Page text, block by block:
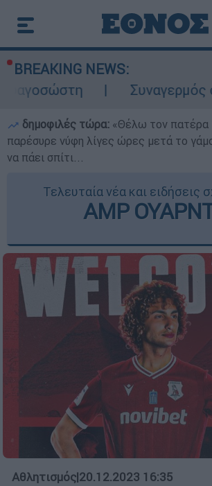
BREAKING NEWS:
Συναγερμός στην
δημοφιλές τώρα: «Θέλω τον πατέρα
παρέσυρε νύφη λίγες ώρες μετά το
να πάει σπίτι...
Τελευταία νέα και ειδήσεις
ΑΜΡ
Αθλητισμός|20.12.2023 16:35